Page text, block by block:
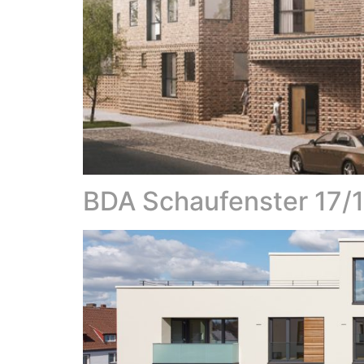
BDA Schaufenster 17/